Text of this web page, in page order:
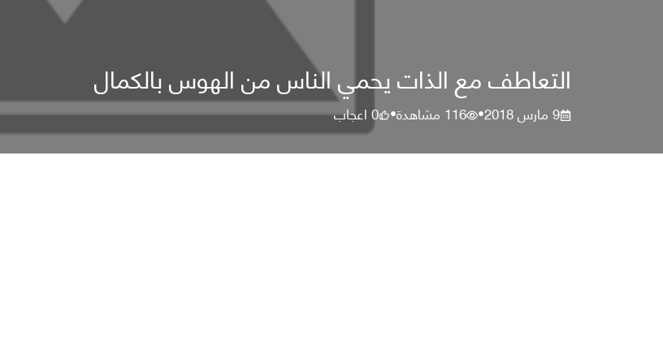
التعاطف مع الذات يحمي الناس من الهوس بالكمال
9 مارس 2018 •
116 مشاهدة•
0اعجاب